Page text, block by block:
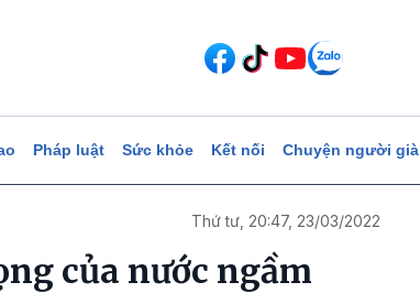
Pháp luật Sức khỏe Kết nối Chuyện người già
Thứ tư, 20:47, 23/03/2022
của nước ngầm